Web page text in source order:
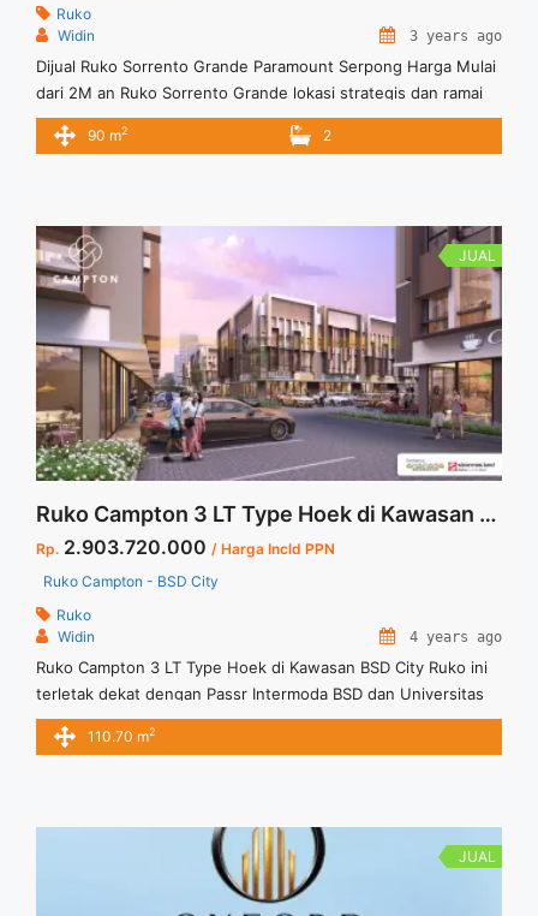
Ruko
Widin
3 years ago
Dijual Ruko Sorrento Grande Paramount Serpong Harga Mulai
dari 2M an Ruko Sorrento Grande lokasi strategis dan ramai
sangat potensial untuk mengembangkan usaha anda. Ruko
Sorrento Grande sangat potensial, karena kehadiran area
lebih lanjut bisa menghubungi Marketing Ruko Sorrento
Grande Paramount Serpong.
90 m2 2
JUAL
Ruko Campton 3 LT Type Hoek di Kawasan BSD City
Rp. 2.903.720.000 / Harga Incld PPN
Ruko Campton - BSD City
Ruko
Widin
4 years ago
Ruko Campton 3 LT Type Hoek di Kawasan BSD City Ruko ini
terletak dekat dengan Passr Intermoda BSD dan Universitas
Atmajaya Ruko yang sangat strategis letaknya. Dimensi 4,5 x
110.70 m2
JUAL